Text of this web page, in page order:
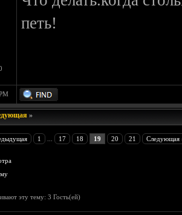
петь!
»
1 17 18 19 20 21 Следующая
эту тему: 3 Гость(ей)